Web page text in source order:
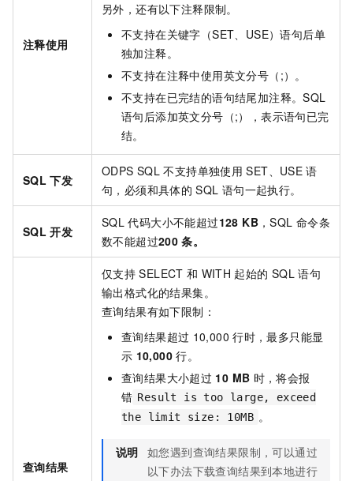
注释使用
另外，还有以下注释限制。
不支持在关键字（SET、USE）语句后单
独加注释。
不支持在注释中使用英文分号（;）。
不支持在已完结的语句结尾加注释。SQL
语句后添加英文分号（;），表示语句已完
结。
SQL 下发
ODPS SQL 不支持单独使用 SET、USE 语
句，必须和具体的 SQL 语句一起执行。
SQL 开发
SQL 代码大小不能超过128 KB ，SQL 命令条
数不能超过200 条。
查询结果
仅支持 SELECT 和 WITH 起始的 SQL 语句
输出格式化的结果集。
查询结果有如下限制：
查询结果超过 10,000 行时，最多只能显
示 10,000 行。
查询结果大小超过 10 MB 时，将会报
错 Result is too large, exceed
the limit size: 10MB 。
说明 如您遇到查询结果限制，可以通过
以下办法下载查询结果到本地进行